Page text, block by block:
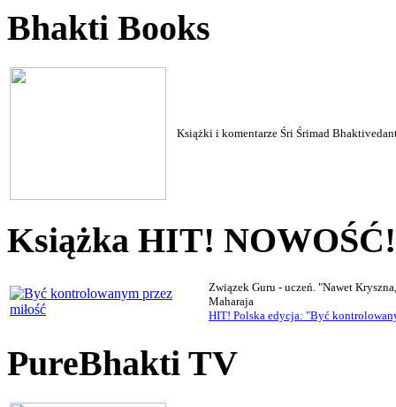
Bhakti Books
Książki i komentarze Śri Śrimad
Książka HIT! NOWOŚĆ!
Związek Guru - uczeń. "Nawet
Maharaja
HIT! Polska edycja: "Być
PureBhakti TV